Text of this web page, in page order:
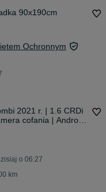
90x190cm
Ochronnym
2021 r. | 1.6 CRDi
cofania | Android
POLSKI
o 06:27
km